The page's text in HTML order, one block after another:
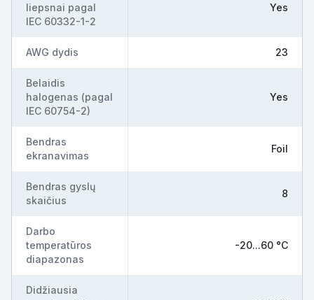
liepsnai pagal
IEC 60332-1-2
Yes
AWG dydis 23
Belaidis
halogenas (pagal
IEC 60754-2)
Yes
Bendras
ekranavimas
Foil
Bendras gyslų
skaičius
8
Darbo
temperatūros
diapazonas
-20...60 °C
Didžiausia